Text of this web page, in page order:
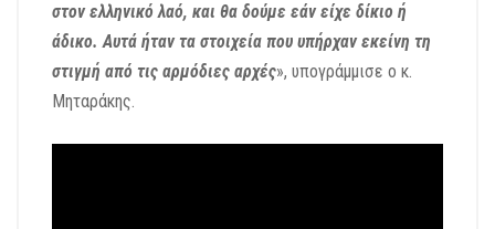
στον ελληνικό λαό, και θα δούμε εάν είχε δίκιο ή
άδικο. Αυτά ήταν τα στοιχεία που υπήρχαν εκείνη τη
στιγμή από τις αρμόδιες αρχές», υπογράμμισε ο κ.
Μηταράκης.